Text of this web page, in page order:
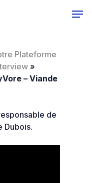
Plateforme
»
– Viande
de
Dubois.